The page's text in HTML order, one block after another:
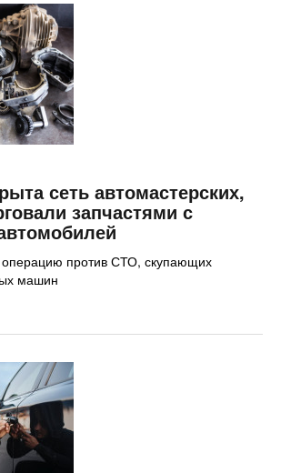
сеть автомастерских,
запчастями с
против СТО, скупающих
машин